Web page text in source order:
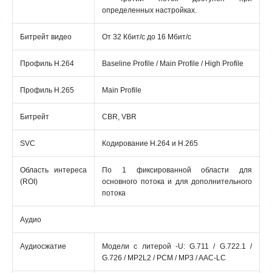
определенных настройках.
Битрейт видео От 32 Кбит/с до 16 Мбит/с
Профиль H.264 Baseline Profile / Main Profile / High Profile
Профиль H.265 Main Profile
Битрейт CBR, VBR
SVC Кодирование H.264 и H.265
Область интереса
(ROI)
По 1 фиксированной области для
основного потока и для дополнительного
потока
Аудио
Аудиосжатие
Модели с литерой -U: G.711 / G.722.1 /
G.726 / MP2L2 / PCM / MP3 / AAC-LC